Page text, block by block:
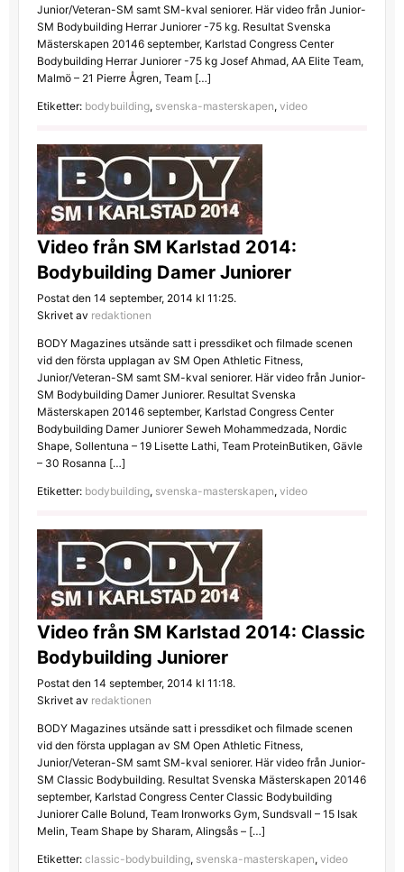
Junior/Veteran-SM samt SM-kval seniorer. Här video från Junior-
SM Bodybuilding Herrar Juniorer -75 kg. Resultat Svenska
Mästerskapen 20146 september, Karlstad Congress Center
Bodybuilding Herrar Juniorer -75 kg Josef Ahmad, AA Elite Team,
Malmö – 21 Pierre Ågren, Team […]
Etiketter: bodybuilding, svenska-masterskapen, video
Video från SM Karlstad 2014:
Bodybuilding Damer Juniorer
Postat den 14 september, 2014 kl 11:25.
Skrivet av redaktionen
BODY Magazines utsände satt i pressdiket och filmade scenen
vid den första upplagan av SM Open Athletic Fitness,
Junior/Veteran-SM samt SM-kval seniorer. Här video från Junior-
SM Bodybuilding Damer Juniorer. Resultat Svenska
Mästerskapen 20146 september, Karlstad Congress Center
Bodybuilding Damer Juniorer Seweh Mohammedzada, Nordic
Shape, Sollentuna – 19 Lisette Lathi, Team ProteinButiken, Gävle
– 30 Rosanna […]
Etiketter: bodybuilding, svenska-masterskapen, video
Video från SM Karlstad 2014: Classic
Bodybuilding Juniorer
Postat den 14 september, 2014 kl 11:18.
Skrivet av redaktionen
BODY Magazines utsände satt i pressdiket och filmade scenen
vid den första upplagan av SM Open Athletic Fitness,
Junior/Veteran-SM samt SM-kval seniorer. Här video från Junior-
SM Classic Bodybuilding. Resultat Svenska Mästerskapen 20146
september, Karlstad Congress Center Classic Bodybuilding
Juniorer Calle Bolund, Team Ironworks Gym, Sundsvall – 15 Isak
Melin, Team Shape by Sharam, Alingsås – […]
Etiketter: classic-bodybuilding, svenska-masterskapen, video